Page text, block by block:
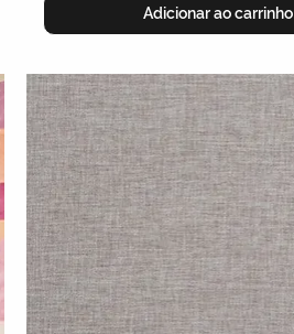
Adicionar ao carrinho